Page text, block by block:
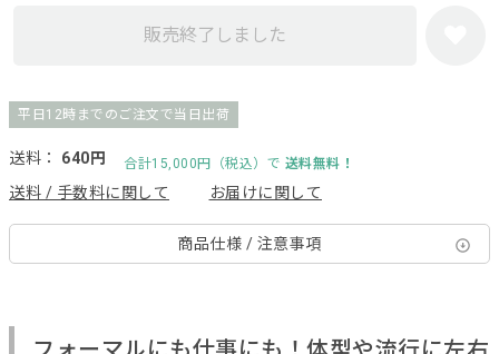
販売終了しました
平日12時までのご注文で当日出荷
送料： 640円 合計15,000円（税込）で 送料無料！
送料 / 手数料に関して お届けに関して
商品仕様 / 注意事項